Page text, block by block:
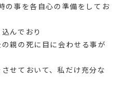
の事を各自心の準備をしてお
んでおり
親の死に目に会わせる事が
せておいて、私だけ充分な